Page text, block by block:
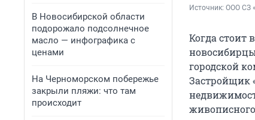
В Новосибирской области
подорожало подсолнечное
масло — инфографика с
ценами
На Черноморском побережье
закрыли пляжи: что там
происходит
Источник: ООО СЗ
Когда стоит
городской
Застройщик